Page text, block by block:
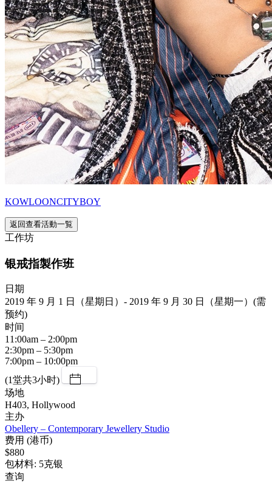
KOWLOONCITYBOY
返回查看活動一覧
工作坊
银戒指製作班
日期
2019 年 9 月 1 日（星期日）- 2019 年 9 月 30 日（星期一）(需
预约)
时间
11:00am – 2:00pm
2:30pm – 5:30pm
7:00pm – 10:00pm
(1堂共3小时)
场地
H403, Hollywood
主办
Obellery – Contemporary Jewellery Studio
费用 (港币)
$880
包材料: 5克银
查询